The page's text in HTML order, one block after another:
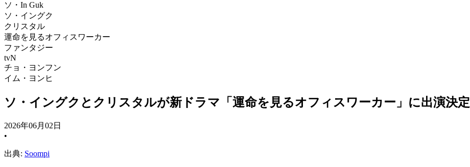
ソ・In Guk
ソ・イングク
クリスタル
運命を見るオフィスワーカー
ファンタジー
tvN
チョ・ヨンフン
イム・ヨンヒ
ソ・イングクとクリスタルが新ドラマ「運命を見るオフィスワーカー」に出演決定
2026年06月02日
•
出典: Soompi